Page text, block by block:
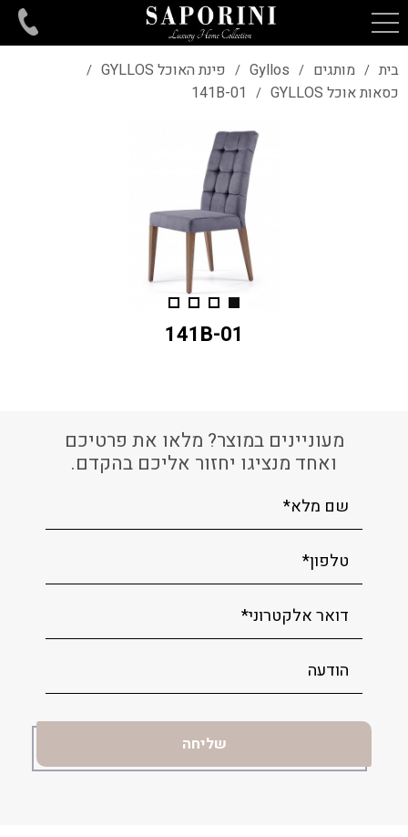
בית / מותגים /
Gyllos
/ פינת האוכל GYLLOS /
כסאות אוכל GYLLOS /
141B-01
141B-01
מעוניינים במוצר? מלאו את פרטיכם
ואחד מנציגו יחזור אליכם בהקדם.